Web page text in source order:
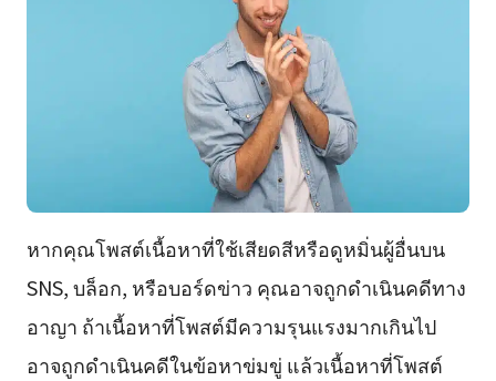
หากคุณโพสต์เนื้อหาที่ใช้เสียดสีหรือดูหมิ่นผู้อื่นบน
SNS, บล็อก, หรือบอร์ดข่าว คุณอาจถูกดำเนินคดีทาง
อาญา ถ้าเนื้อหาที่โพสต์มีความรุนแรงมากเกินไป
อาจถูกดำเนินคดีในข้อหาข่มขู่ แล้วเนื้อหาที่โพสต์